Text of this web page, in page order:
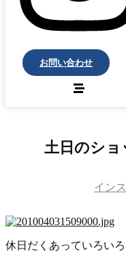
お問い合わせ
土日のシ
イン
休日だくあっていろい